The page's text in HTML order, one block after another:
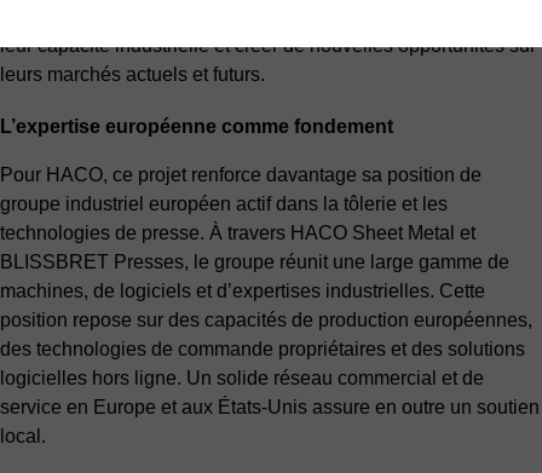
leur capacité industrielle et créer de nouvelles opportunités sur
leurs marchés actuels et futurs.
L’expertise européenne comme fondement
Pour HACO, ce projet renforce davantage sa position de
groupe industriel européen actif dans la tôlerie et les
technologies de presse. À travers HACO Sheet Metal et
BLISSBRET Presses, le groupe réunit une large gamme de
machines, de logiciels et d’expertises industrielles. Cette
position repose sur des capacités de production européennes,
des technologies de commande propriétaires et des solutions
logicielles hors ligne. Un solide réseau commercial et de
service en Europe et aux États-Unis assure en outre un soutien
local.